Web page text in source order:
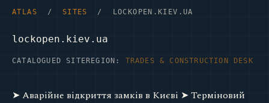
ATLAS / SITES / LOCKOPEN.KIEV.UA
lockopen.kiev.ua
CATALOGUED SITE REGION: TRADES & CONSTRUCTION DESK
➤ Аварійне відкриття замків в Києві ➤ Терміновий